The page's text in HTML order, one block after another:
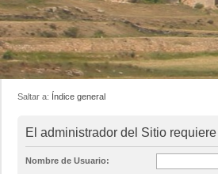
Saltar a: Índice general
El administrador del Sitio
Nombre de Usuario: